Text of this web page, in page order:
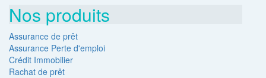
Nos produits
Assurance de prêt
Assurance Perte d'emploi
Crédit Immobilier
Rachat de prêt